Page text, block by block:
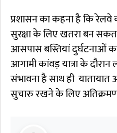
प्रशासन का कहना है कि
सुरक्षा के लिए खतरा बन
आसपास बस्तियां दुर्घटनाओं
आगामी कांवड़ यात्रा के
संभावना है साथ ही
सुचारु रखने के लिए